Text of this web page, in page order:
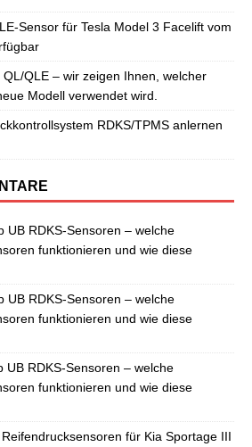
Sensor für Tesla Model 3 Facelift vom
QLE – wir zeigen Ihnen, welcher
Modell verwendet wird.
RDKS/TPMS anlernen
UB RDKS-Sensoren – welche
funktionieren und wie diese
UB RDKS-Sensoren – welche
funktionieren und wie diese
UB RDKS-Sensoren – welche
funktionieren und wie diese
für Kia Sportage III